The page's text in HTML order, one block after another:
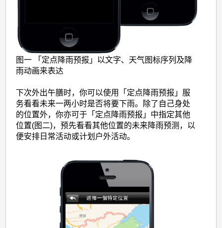
图一 「定点降雨预报」以文字、天气图标序列及降
雨动画来表达
下次外出午膳时，你可以使用「定点降雨预报」服
务看看未来一两小时是否将要下雨。除了自己身处
的位置外，你亦可于「定点降雨预报」中指定其他
位置(图二)，预先看看其他位置的未来降雨预测，以
便安排日常活动或计划户外活动。